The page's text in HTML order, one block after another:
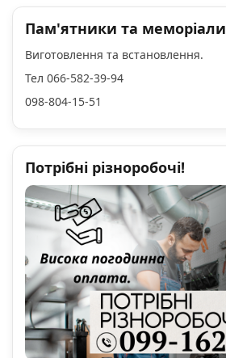
Пам'ятники та меморіали
Виготовлення та встановлення.
Тел 066-582-39-94
098-804-15-51
Потрібні різноробочі!